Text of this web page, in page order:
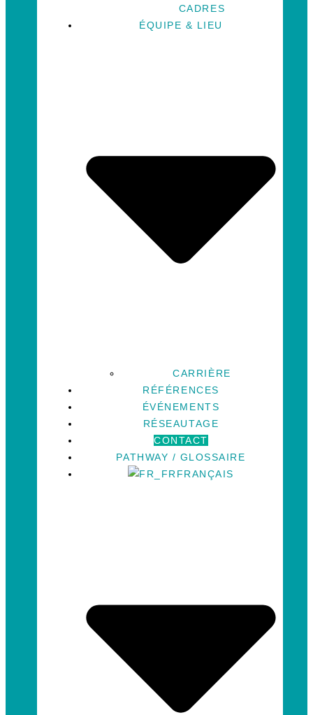
CADRES
ÉQUIPE & LIEU
CARRIÈRE
RÉFÉRENCES
ÉVÉNEMENTS
RÉSEAUTAGE
CONTACT
PATHWAY / GLOSSAIRE
FRANÇAIS